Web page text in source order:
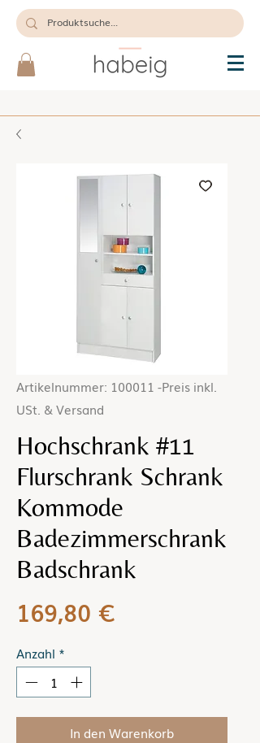
Artikelnummer: 100011 -Preis inkl.
USt. & Versand
Hochschrank #11
Flurschrank Schrank
Kommode
Badezimmerschrank
Badschrank
169,80 €Preis
Anzahl *
In den Warenkorb